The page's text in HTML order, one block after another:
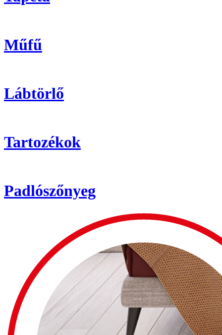
Műfű
Lábtörlő
Tartozékok
Padlószőnyeg